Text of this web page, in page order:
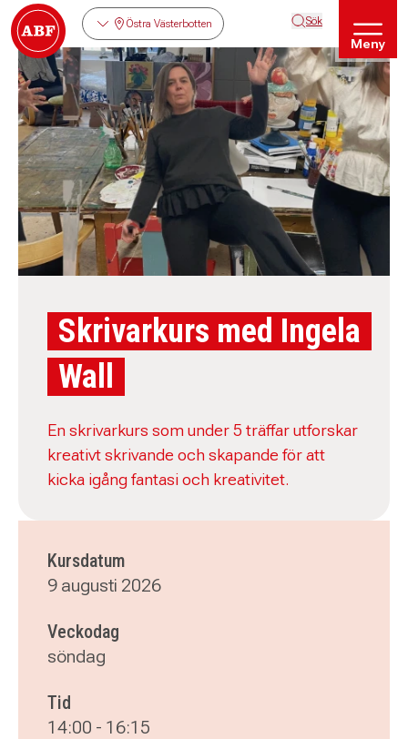
Östra Västerbotten Sök
Meny
Skrivarkurs med Ingela
Wall
En skrivarkurs som under 5 träffar utforskar
kreativt skrivande och skapande för att
kicka igång fantasi och kreativitet.
Kursdatum
9 augusti 2026
Veckodag
söndag
Tid
14:00 - 16:15